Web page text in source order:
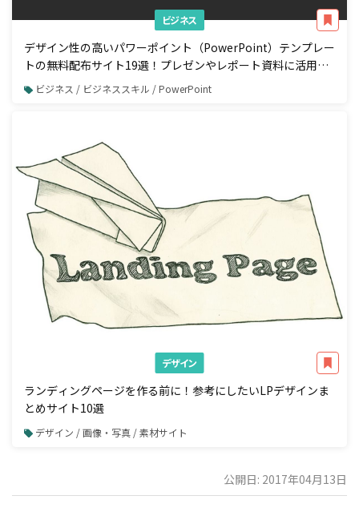
ビジネス
デザイン性の高いパワーポイント（PowerPoint）テンプレー
トの無料配布サイト19選！プレゼンやレポート資料に活用し
よう！
ビジネス / ビジネススキル / PowerPoint
デザイン
ランディングページを作る前に！参考にしたいLPデザインま
とめサイト10選
デザイン / 画像・写真 / 素材サイト
公開日: 2017年04月13日